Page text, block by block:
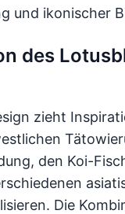
und ikonischer
des
zieht
den Koi-
Die